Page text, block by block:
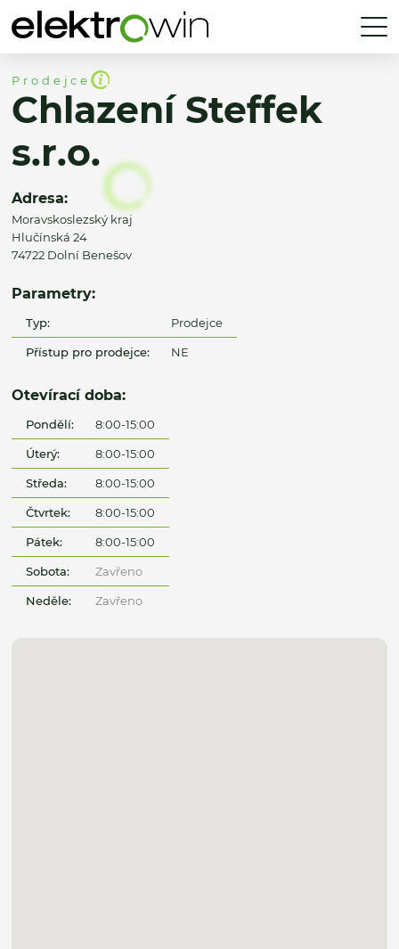
Prodejce
Chlazení Steffek
s.r.o.
Adresa:
Moravskoslezský kraj
Hlučínská 24
74722 Dolní Benešov
Parametry:
Typ: Prodejce
Přístup pro prodejce: NE
Otevírací doba:
Pondělí: 8:00-15:00
Úterý: 8:00-15:00
Středa: 8:00-15:00
Čtvrtek: 8:00-15:00
Pátek: 8:00-15:00
Sobota: Zavřeno
Neděle: Zavřeno